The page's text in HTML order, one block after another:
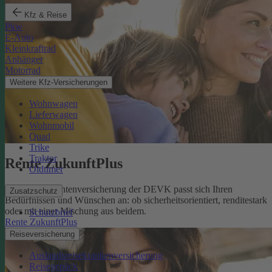
Kfz & Reise
Pkw
E-Auto
Kleinkraftrad
Anhänger
Motorrad
Weitere Kfz-Versicherungen
Wohnwagen
Lieferwagen
Wohnmobil
Quad
Trike
Traktor
Oldtimer
Zusatzschutz
Schutzbrief
Reiseversicherung
Auslandsreisekrankenversicherung
Reisegepäck
Rente ZukunftPlus
Die private Rentenversicherung der DEVK passt sich Ihren
Bedürfnissen und Wünschen an: ob sicherheitsorientiert, renditestark
oder mit einer Mischung aus beidem.
Rente ZukunftPlus